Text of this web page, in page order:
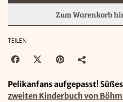
Zum Warenkorb
TEILEN
Pelikanfans aufgepasst!
zweiten Kinderbuch von